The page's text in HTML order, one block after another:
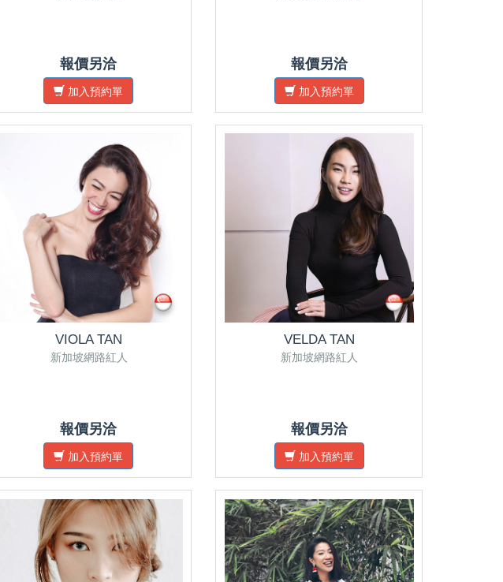
報價另洽
加入預約單
報價另洽
加入預約單
VIOLA TAN
新加坡網路紅人
報價另洽
加入預約單
VELDA TAN
新加坡網路紅人
報價另洽
加入預約單